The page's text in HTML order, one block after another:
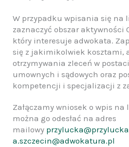
W przypadku wpisania się na
zaznaczyć obszar aktywności
który interesuje adwokata.
się z jakimikolwiek kosztami,
otrzymywania zleceń w
umownych i sądowych oraz
kompetencji i specjalizacji z
Załączamy wniosek o wpis na
można go odesłać na adres
mailowy
a.szczecin@adwokatura.pl